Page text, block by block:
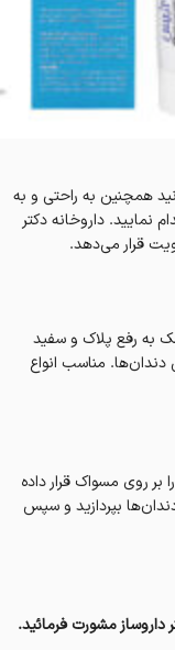
همچنین به راحتی و به
نمایید. داروخانه‌ دکتر
قرار می‌دهد.
به رفع پلاک و سفید
مناسب انواع
بر روی مسواک قرار داده
بپردازید و سپس
مشورت فرمائید.